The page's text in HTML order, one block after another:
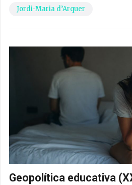
Jordi-Maria d’Arquer
Geopolítica educativa